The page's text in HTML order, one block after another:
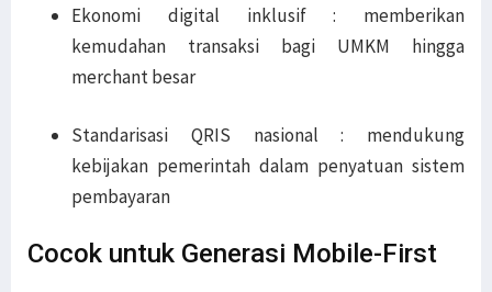
Ekonomi digital inklusif : memberikan
kemudahan transaksi bagi UMKM hingga
merchant besar
Standarisasi QRIS nasional : mendukung
kebijakan pemerintah dalam penyatuan sistem
pembayaran
Cocok untuk Generasi Mobile-First